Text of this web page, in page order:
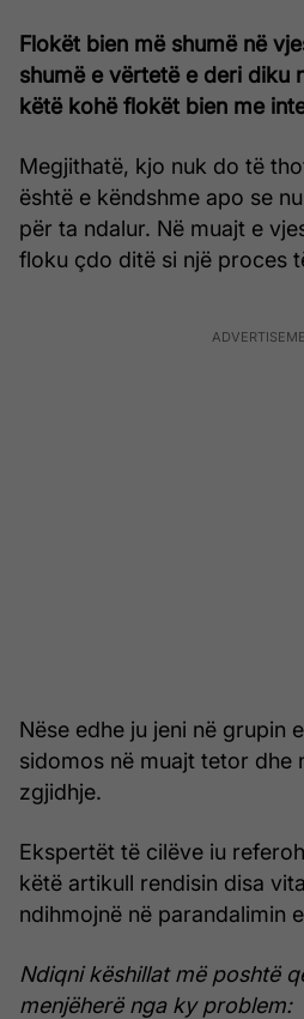
Flokët bien më shumë në
shumë e vërtetë e deri diku
këtë kohë flokët bien me
Megjithatë, kjo nuk do të
është e këndshme apo se
për ta ndalur. Në muajt e
floku çdo ditë si një proces
Nëse edhe ju jeni në grupin
sidomos në muajt tetor dhe
zgjidhje.
Ekspertët të cilëve iu
këtë artikull rendisin disa
ndihmojnë në parandalimin
Ndiqni këshillat më poshtë
menjëherë nga ky problem: